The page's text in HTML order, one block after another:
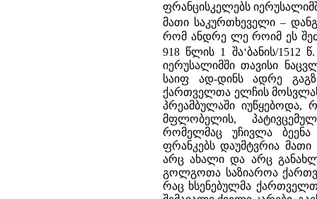
ფრანცისკელებს
მათი საკურთხეველი –
რომ ანდრე ლე როიმ ეს
918 წლის 1 შა‘ბანის/
იერუსალიმში თავისი
საიფ ად-დინს ადრე
ქართველთა ელჩის
პრეამბულაში
მფლობელის,
რომელმაც უჩივლა
ფრანკებს დაუმტვრია
არც ახალი და არც
გოლგოთა საზიაროა
რაც ხსენებულმა